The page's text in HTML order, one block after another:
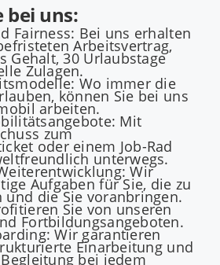
bei uns:
Fairness: Bei uns erhalten
Arbeitsvertrag,
Gehalt, 30 Urlaubstage
Zulagen.
Wo immer die
können Sie bei uns
arbeiten.
Mit
zum
oder einem Job-Rad
unterwegs.
Wir
Aufgaben für Sie, die zu
und die Sie voranbringen.
Sie von unseren
Fortbildungsangeboten.
Wir garantieren
Einarbeitung und
bei jedem